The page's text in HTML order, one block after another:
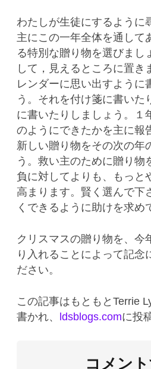
わたしが生徒にするように
主にこの一年全体を通して
る特別な贈り物を選びまし
して，見えるところに置き
レンダーに思い出すように
う。それを付け箋に書いた
に書いたりしましょう。１
のようにできたかを主に報
新しい贈り物をその次の年
う。救い主のために贈り物
負に対してよりも、もっと
高まります。賢く選んで下
くできるように助けを求め
クリスマスの贈り物を、今
り入れることによって記念
ださい。
この記事はもともと Terrie
書かれ、 ldsblogs.comに投
コメン